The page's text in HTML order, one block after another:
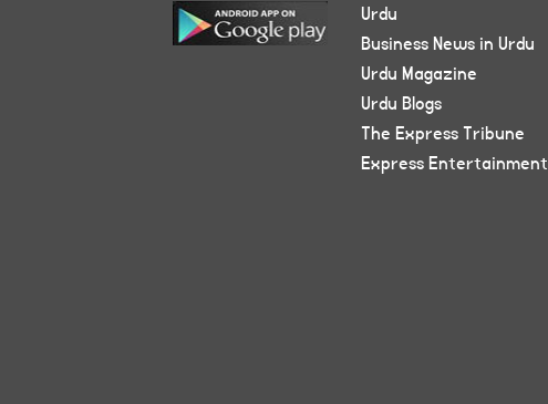
Urdu
Business News in Urdu
Urdu Magazine
Urdu Blogs
The Express Tribune
Express Entertainment